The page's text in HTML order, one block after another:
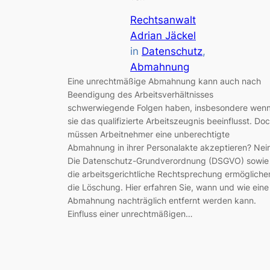
Rechtsanwalt
Adrian Jäckel
in Datenschutz
Abmahnung
Eine unrechtmäßige Abmahnung kann auch nach
Beendigung des Arbeitsverhältnisses
schwerwiegende Folgen haben, insbesondere wenn
sie das qualifizierte Arbeitszeugnis beeinflusst.
müssen Arbeitnehmer eine unberechtigte
Abmahnung in ihrer Personalakte akzeptieren?
Die Datenschutz-Grundverordnung (DSGVO) sowie
die arbeitsgerichtliche Rechtsprechung
die Löschung. Hier erfahren Sie, wann und wie eine
Abmahnung nachträglich entfernt werden kann.
Einfluss einer unrechtmäßigen…